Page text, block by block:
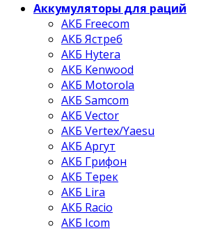
Аккумуляторы для раций
АКБ Freecom
АКБ Ястреб
АКБ Hytera
АКБ Kenwood
АКБ Motorola
АКБ Samcom
АКБ Vector
АКБ Vertex/Yaesu
АКБ Аргут
АКБ Грифон
АКБ Терек
АКБ Lira
АКБ Racio
АКБ Icom